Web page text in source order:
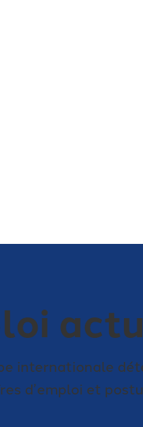
internationale
d’emploi et